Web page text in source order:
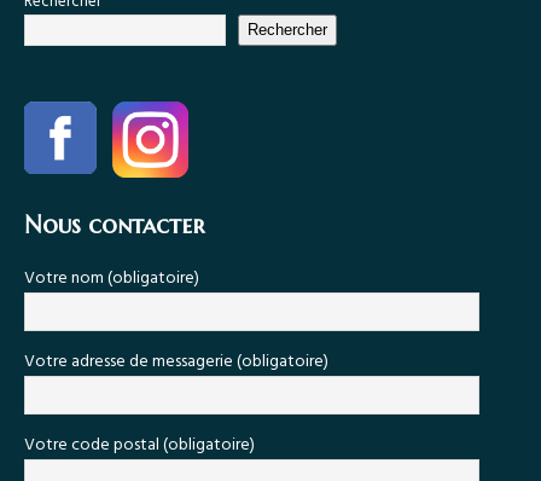
Rechercher
Nous contacter
Votre nom (obligatoire)
Votre adresse de messagerie (obligatoire)
Votre code postal (obligatoire)